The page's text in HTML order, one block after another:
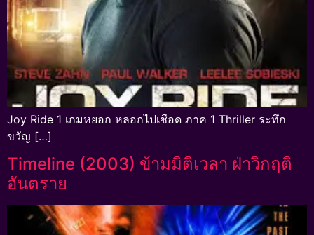
Joy Ride 1 เกมหยอก หลอกไปเชือด ภาค 1 Thriller ระทึก
ขวัญ […]
Timeline (2003) ข้ามมิติเวลา ฝ่าวิกฤติ
อันตราย